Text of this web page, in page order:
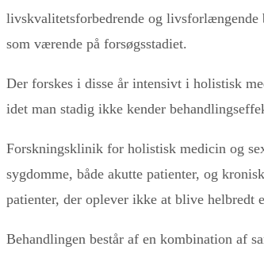
livskvalitetsforbedrende og
som værende på forsøgsstadiet.
Der forskes i disse år intensivt i holistisk
idet man stadig ikke kender
Forskningsklinik for holistisk medicin og
sygdomme, både akutte patienter, og
patienter, der oplever ikke at blive
Behandlingen består af en kombination af